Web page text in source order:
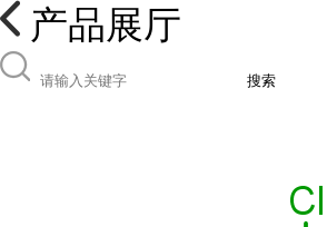
产品展厅
搜索